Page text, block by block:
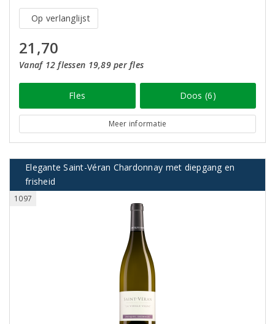
Op verlanglijst
21,70
Vanaf 12 flessen 19,89 per fles
Fles Doos (6)
Meer informatie
Elegante Saint-Véran Chardonnay met diepgang en
frisheid
1097